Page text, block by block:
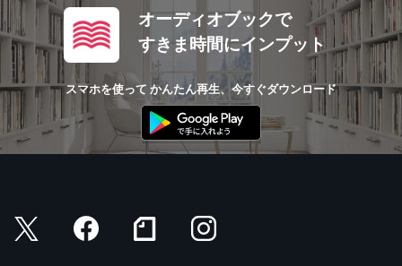
オーディオブックで
すきま時間にインプット
スマホを使って かんたん再生、今すぐダウンロード